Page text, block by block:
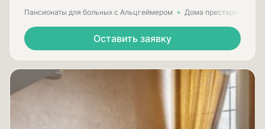
Пансионаты для больных с Альцгеймером Дома престарелых
Оставить заявку